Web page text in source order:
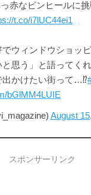
赤なピンヒールに挑
t.co/i7lUC44ei1
でウィンドウショッ
思う」と語ってく
出かけたい街って…⁉︎
bGlMM4LUIE
August
スポンサーリンク